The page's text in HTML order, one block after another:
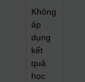
Không
áp
dụng
kết
quả
học